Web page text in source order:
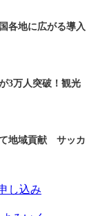
各地に広がる導入
3万人突破！観光
地域貢献 サッカ